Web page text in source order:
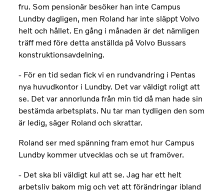
fru. Som pensionär besöker han inte Campus
Lundby dagligen, men Roland har inte släppt Volvo
helt och hållet. En gång i månaden är det nämligen
träff med före detta anställda på Volvo Bussars
konstruktionsavdelning.
- För en tid sedan fick vi en rundvandring i Pentas
nya huvudkontor i Lundby. Det var väldigt roligt att
se. Det var annorlunda från min tid då man hade sin
bestämda arbetsplats. Nu tar man tydligen den som
är ledig, säger Roland och skrattar.
Roland ser med spänning fram emot hur Campus
Lundby kommer utvecklas och se ut framöver.
- Det ska bli väldigt kul att se. Jag har ett helt
arbetsliv bakom mig och vet att förändringar ibland